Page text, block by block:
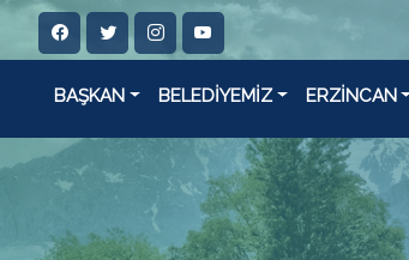
BAŞKAN BELEDİYEMİZ ERZİNCAN